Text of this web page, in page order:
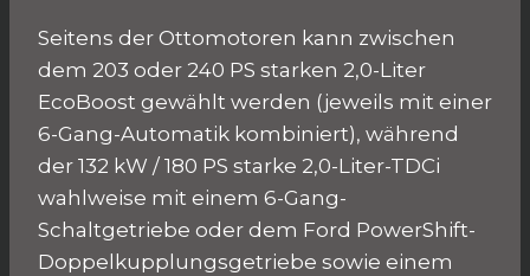
Seitens der Ottomotoren kann zwischen
dem 203 oder 240 PS starken 2,0-Liter
EcoBoost gewählt werden (jeweils mit einer
6-Gang-Automatik kombiniert), während
der 132 kW / 180 PS starke 2,0-Liter-TDCi
wahlweise mit einem 6-Gang-
Schaltgetriebe oder dem Ford PowerShift-
Doppelkupplungsgetriebe sowie einem